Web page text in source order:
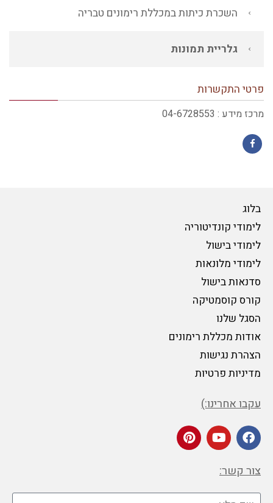
השכרת כיתות במכללת רימונים טבריה
גלריית תמונות
פרטי התקשרות
מרכז מידע : 04-6728553
בלוג
לימודי קונדיטוריה
לימודי בישול
לימודי מלונאות
סדנאות בישול
קורס קוסמטיקה
הסגל שלנו
אודות מכללת רימונים
הצהרת נגישות
מדיניות פרטיות
עקבו אחרינו:)
צור קשר: